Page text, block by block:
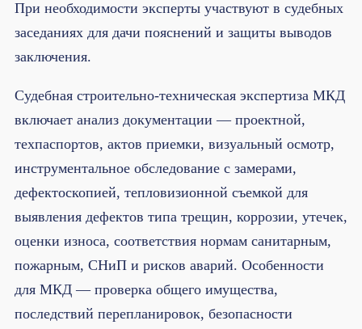
При необходимости эксперты участвуют в судебных
заседаниях для дачи пояснений и защиты выводов
заключения.
Судебная строительно-техническая экспертиза МКД
включает анализ документации — проектной,
техпаспортов, актов приемки, визуальный осмотр,
инструментальное обследование с замерами,
дефектоскопией, тепловизионной съемкой для
выявления дефектов типа трещин, коррозии, утечек,
оценки износа, соответствия нормам санитарным,
пожарным, СНиП и рисков аварий. Особенности
для МКД — проверка общего имущества,
последствий перепланировок, безопасности